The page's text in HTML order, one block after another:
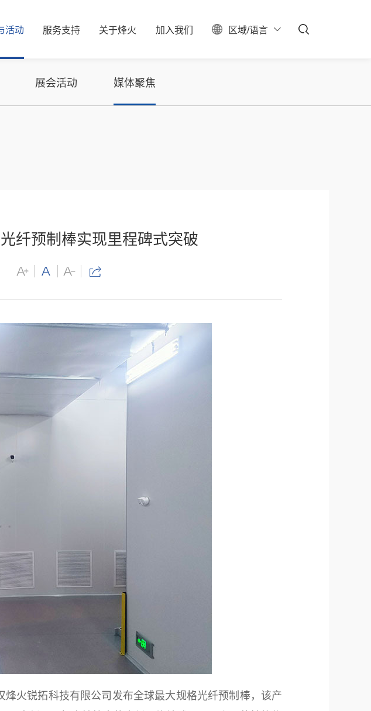
烽火通信中标国家电网2023年输变
电项目，持续助力电力通信建设
热门推荐
2026移动云大会 | 以光筑基 共促
Token经济繁荣
活动
心 展会活动 媒体聚焦
服务支持
体系 服务网络 资料中心 服务器保修查询
关于烽火
信息公开 可持续发展/ESG 投资者关系
加 入我们
核心价值观 校园招聘
区域/语言
展会活动 媒体聚焦
纤预制棒实现里程碑式突破
锐拓科技有限公司发布全球最大规格光纤预制棒，该产